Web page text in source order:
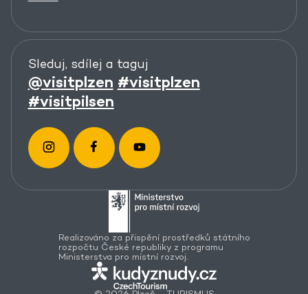
Sleduj, sdílej a taguj
@visitplzen #visitplzen
#visitpilsen
Realizováno za přispění prostředků státního
rozpočtu České republiky z programu
Ministerstva pro místní rozvoj.